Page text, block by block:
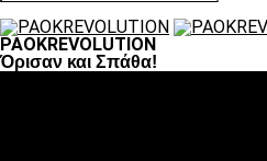
PAOKREVOLUTION
Όρισαν και Σπάθα!